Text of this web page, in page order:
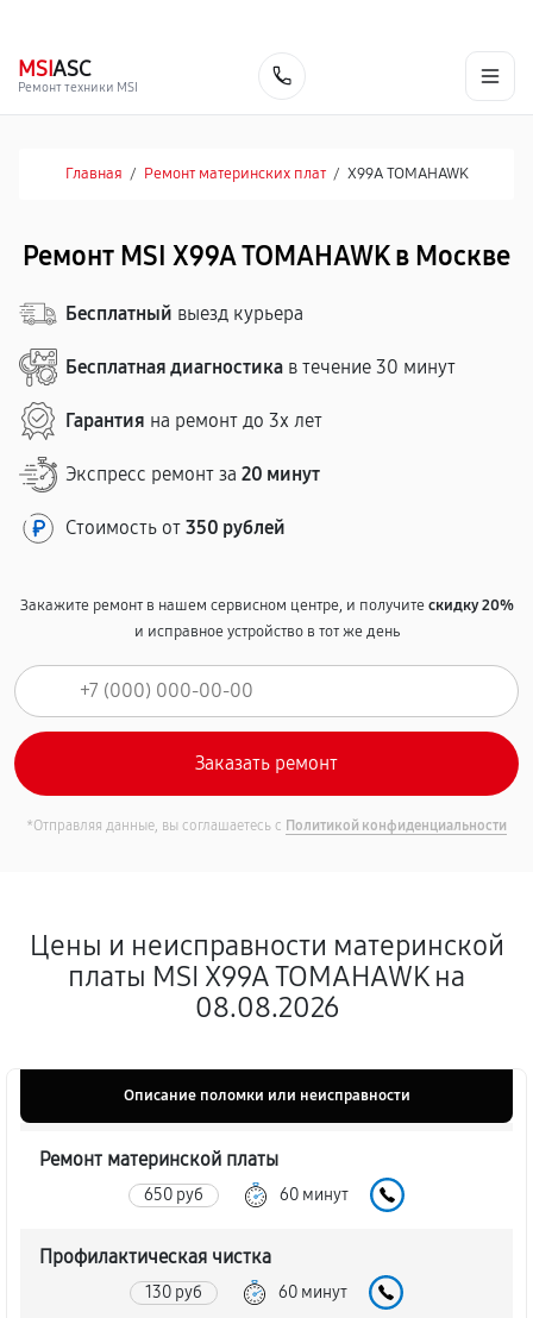
MSIASC
Ремонт техники MSI
Главная / Ремонт материнских плат / X99A TOMAHAWK
Ремонт MSI X99A TOMAHAWK в Москве
Бесплатный выезд курьера
Бесплатная диагностика в течение 30 минут
Гарантия на ремонт до 3х лет
Экспресс ремонт за 20 минут
Стоимость от 350 рублей
Закажите ремонт в нашем сервисном центре, и получитескидку 20%
и исправное устройство в тот же день
*Отправляя данные, вы соглашаетесь с Политикой конфиденциальности
Цены и неисправности материнской
платы MSI X99A TOMAHAWK на
08.08.2026
Описание поломки или неисправности
Ремонт материнской платы
650 руб 60 минут
Профилактическая чистка
130 руб 60 минут